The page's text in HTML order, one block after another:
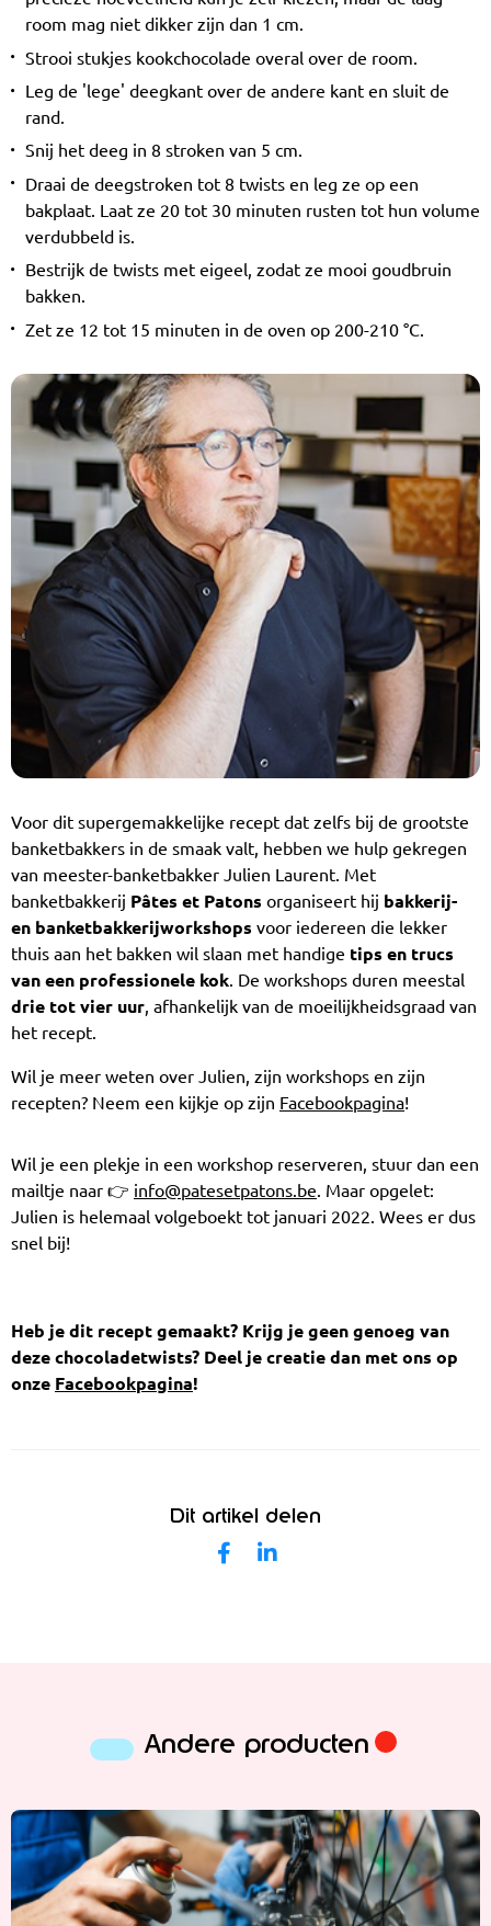
room mag niet dikker zijn dan 1 cm.
Strooi stukjes kookchocolade overal over de room.
Leg de 'lege' deegkant over de andere kant en sluit de
rand.
Snij het deeg in 8 stroken van 5 cm.
Draai de deegstroken tot 8 twists en leg ze op een
bakplaat. Laat ze 20 tot 30 minuten rusten tot hun volume
verdubbeld is.
Bestrijk de twists met eigeel, zodat ze mooi goudbruin
bakken.
Zet ze 12 tot 15 minuten in de oven op 200-210 °C.
Voor dit supergemakkelijke recept dat zelfs bij de grootste
banketbakkers in de smaak valt, hebben we hulp gekregen
van meester-banketbakker Julien Laurent. Met
banketbakkerij Pâtes et Patons organiseert hij bakkerij-
en banketbakkerijworkshops voor iedereen die lekker
thuis aan het bakken wil slaan met handige tips en trucs
van een professionele kok . De workshops duren meestal
drie tot vier uur , afhankelijk van de moeilijkheidsgraad van
het recept.
Wil je meer weten over Julien, zijn workshops en zijn
recepten? Neem een kijkje op zijn Facebookpagina!
Wil je een plekje in een workshop reserveren, stuur dan een
mailtje naar 👉 info@patesetpatons.be . Maar opgelet:
Julien is helemaal volgeboekt tot januari 2022. Wees er dus
snel bij!
Heb je dit recept gemaakt? Krijg je geen genoeg van
deze chocoladetwists? Deel je creatie dan met ons op
onze Facebookpagina!
Dit artikel delen
Andere producten